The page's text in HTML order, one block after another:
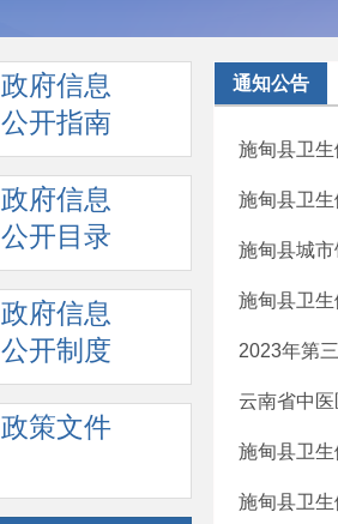
政府信息
公开指南
政府信息
公开目录
政府信息
公开制度
政策文件
通知公告
施甸县卫
施甸县卫
施甸县城
施甸县卫
2023年第
云南省中
施甸县卫
施甸县卫